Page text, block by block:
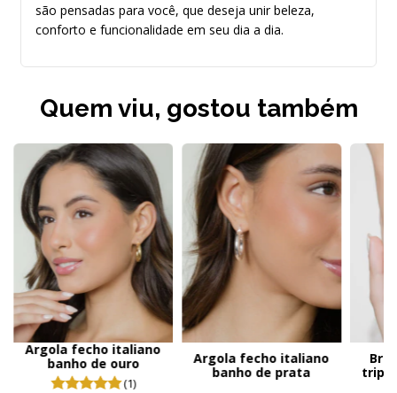
são pensadas para você, que deseja unir beleza,
conforto e funcionalidade em seu dia a dia.
Quem viu, gostou também
Argola fecho italiano
banho de ouro
(1)
Argola fecho italiano
banho de prata